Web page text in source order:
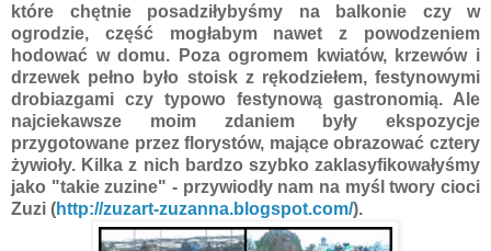
które chętnie posadziłybyśmy na balkonie czy w
ogrodzie, część mogłabym nawet z powodzeniem
hodować w domu. Poza ogromem kwiatów, krzewów i
drzewek pełno było stoisk z rękodziełem, festynowymi
drobiazgami czy typowo festynową gastronomią. Ale
najciekawsze moim zdaniem były ekspozycje
przygotowane przez florystów, mające obrazować cztery
żywioły. Kilka z nich bardzo szybko zaklasyfikowałyśmy
jako "takie zuzine" - przywiodły nam na myśl twory cioci
Zuzi (http://zuzart-zuzanna.blogspot.com/).